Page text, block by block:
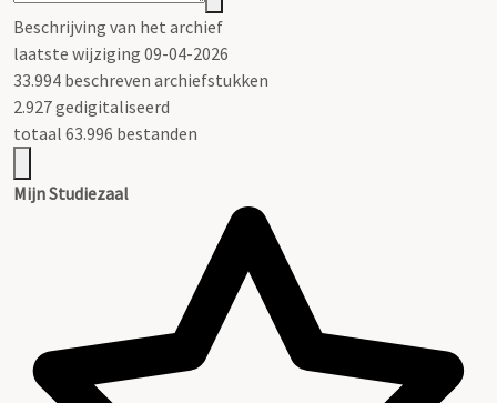
Beschrijving van het archief
laatste wijziging 09-04-2026
33.994 beschreven archiefstukken
2.927 gedigitaliseerd
totaal 63.996 bestanden
Mijn Studiezaal